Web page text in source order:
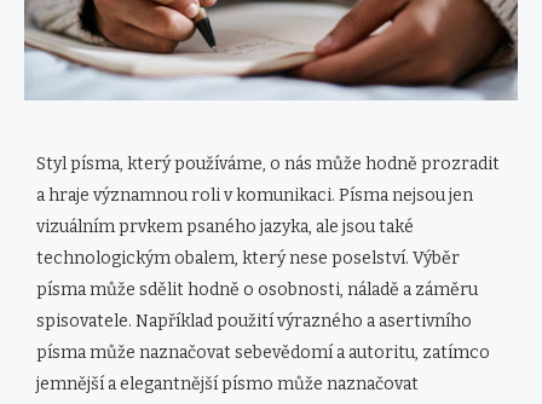
Styl písma, který používáme, o nás může hodně prozradit
a hraje významnou roli v komunikaci. Písma nejsou jen
vizuálním prvkem psaného jazyka, ale jsou také
technologickým obalem, který nese poselství. Výběr
písma může sdělit hodně o osobnosti, náladě a záměru
spisovatele. Například použití výrazného a asertivního
písma může naznačovat sebevědomí a autoritu, zatímco
jemnější a elegantnější písmo může naznačovat